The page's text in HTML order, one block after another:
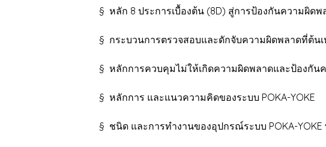
§ หลัก 8 ประการเบื้องต้น (8D) สู่การป้องกันความผิดพล
§ กระบวนการตรวจสอบและดักจับความผิดพลาดที่ต้นเห
§ หลักการควบคุมไม่ให้เกิดความผิดพลาดและป้องกันคว
§ หลักการ และแนวความคิดของระบบ POKA-YOKE
§ ชนิด และการทำงานของอุปกรณ์ระบบ POKA-YOKE